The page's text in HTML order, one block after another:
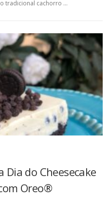
tradicional cachorro …
do Cheesecake
Oreo®